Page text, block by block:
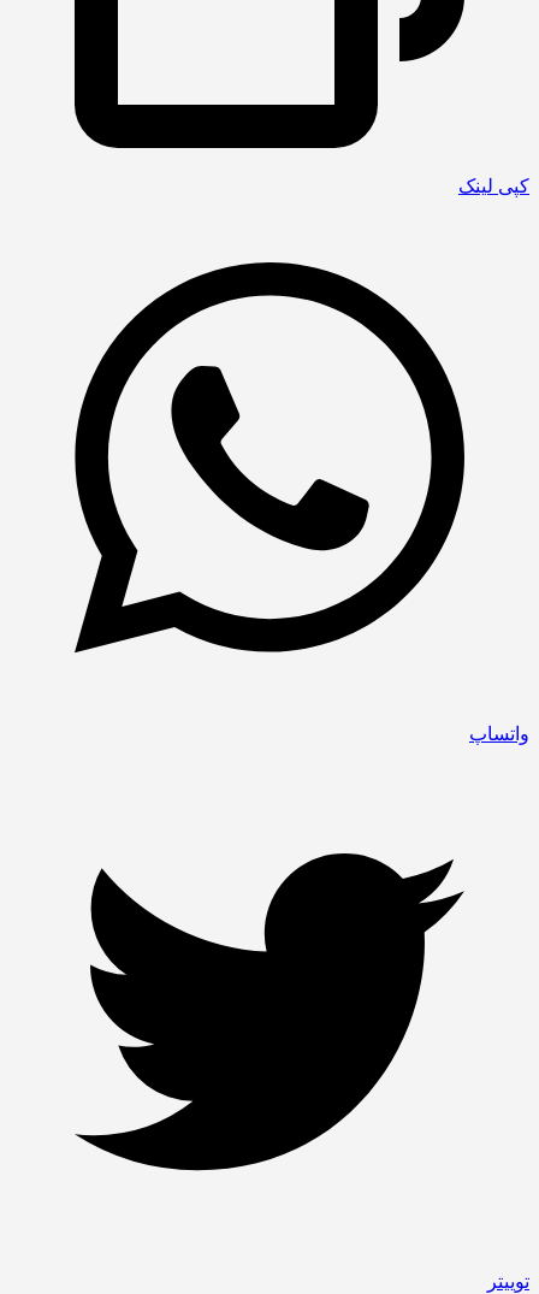
کپی لینک
واتساپ
توییتر